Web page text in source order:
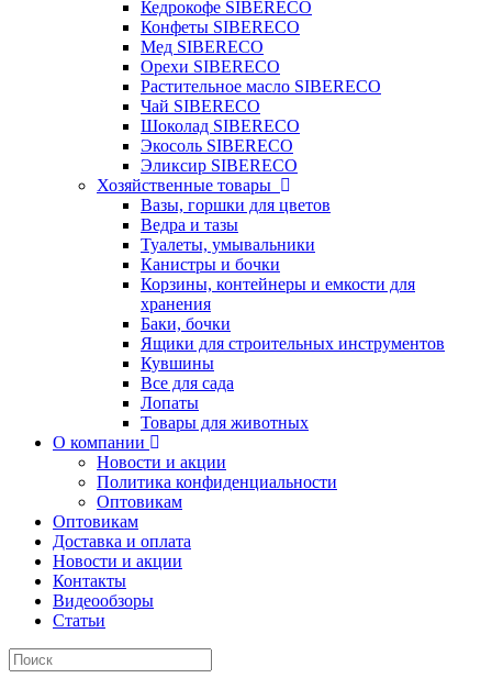
Кедрокофе SIBERECO
Конфеты SIBERECO
Мед SIBERECO
Орехи SIBERECO
Растительное масло SIBERECO
Чай SIBERECO
Шоколад SIBERECO
Экосоль SIBERECO
Эликсир SIBERECO
Хозяйственные товары
Вазы, горшки для цветов
Ведра и тазы
Туалеты, умывальники
Канистры и бочки
Корзины, контейнеры и емкости для
хранения
Баки, бочки
Ящики для строительных инструментов
Кувшины
Все для сада
Лопаты
Товары для животных
О компании
Новости и акции
Политика конфиденциальности
Оптовикам
Оптовикам
Доставка и оплата
Новости и акции
Контакты
Видеообзоры
Статьи